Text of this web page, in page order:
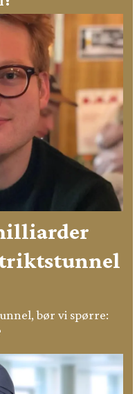
bør vi spørre: